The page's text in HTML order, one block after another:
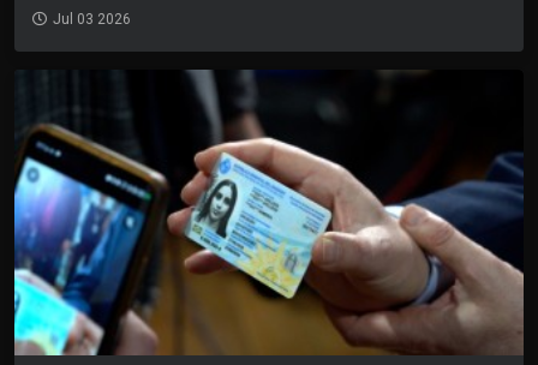
Jul 03 2026